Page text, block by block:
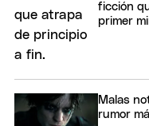
ficción
primer
Malas
rumor